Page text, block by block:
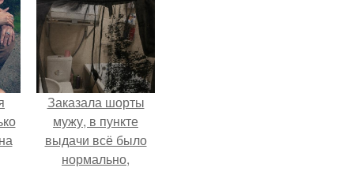
Заказала шорты
мужу, в пункте
выдачи всё было
нормально,